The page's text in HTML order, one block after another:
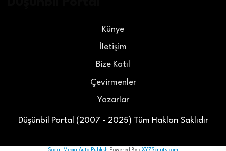
Düşünbil Portal (2007 - 2025) Tüm Hakları Saklıdır
Künye
İletişim
Bize Katıl
Çevirmenler
Yazarlar